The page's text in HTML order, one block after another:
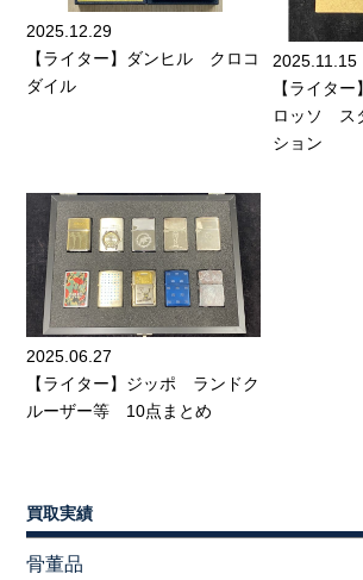
2025.12.29
【ライター】ダンヒル クロコ
ダイル
2025.11.15
【ライタ
ロッソ ス
ション
2025.06.27
【ライター】ジッポ ランドク
ルーザー等 10点まとめ
買取実績
骨董品